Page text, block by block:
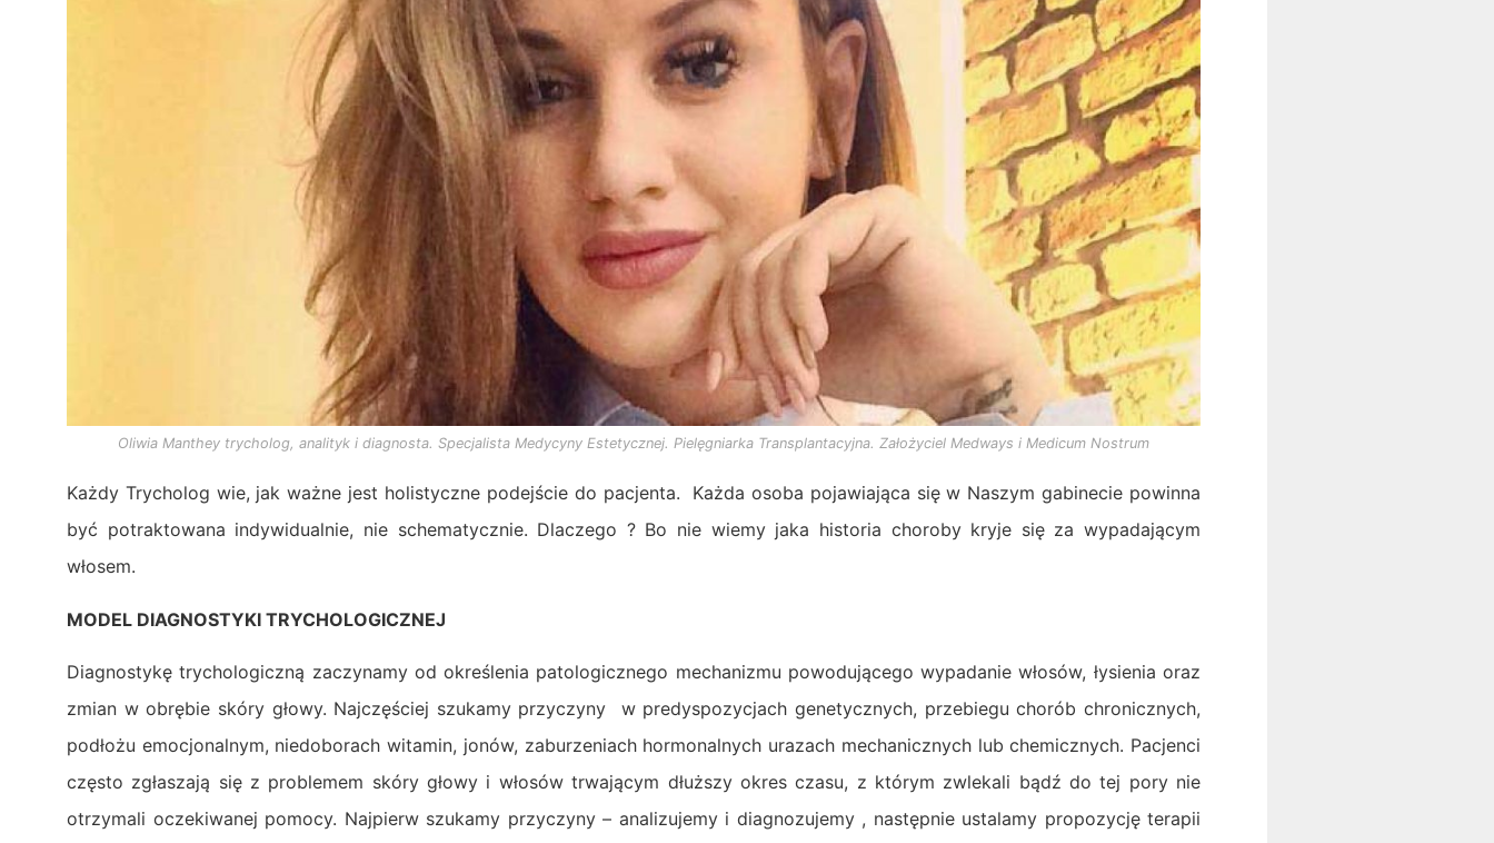
Oliwia Manthey trycholog, analityk i diagnosta. Specjalista Medycyny Estetycznej. Pielęgniarka Transplantacyjna. Założyciel Medways i Medicum Nostrum
Każdy Trycholog wie, jak ważne jest holistyczne podejście do pacjenta. Każda osoba pojawiająca się w Naszym gabinecie powinna
być potraktowana indywidualnie, nie schematycznie. Dlaczego ? Bo nie wiemy jaka historia choroby kryje się za wypadającym
włosem.
MODEL DIAGNOSTYKI TRYCHOLOGICZNEJ
Diagnostykę trychologiczną zaczynamy od określenia patologicznego mechanizmu powodującego wypadanie włosów, łysienia oraz
zmian w obrębie skóry głowy. Najczęściej szukamy przyczyny w predyspozycjach genetycznych, przebiegu chorób chronicznych,
podłożu emocjonalnym, niedoborach witamin, jonów, zaburzeniach hormonalnych urazach mechanicznych lub chemicznych. Pacjenci
często zgłaszają się z problemem skóry głowy i włosów trwającym dłuższy okres czasu, z którym zwlekali bądź do tej pory nie
otrzymali oczekiwanej pomocy. Najpierw szukamy przyczyny – analizujemy i diagnozujemy , następnie ustalamy propozycję terapii